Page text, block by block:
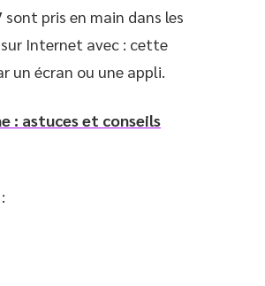
sont pris en main dans les
sur Internet avec : cette
un écran ou une appli.
: astuces et conseils